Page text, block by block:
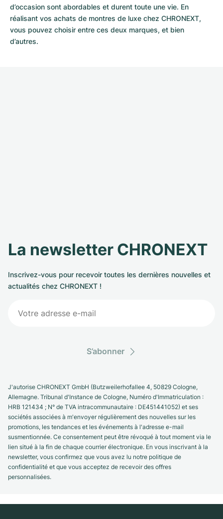
d’occasion sont abordables et durent toute une vie. En
réalisant vos achats de montres de luxe chez CHRONEXT,
vous pouvez choisir entre ces deux marques, et bien
d’autres.
La newsletter CHRONEXT
Inscrivez-vous pour recevoir toutes les dernières nouvelles et
actualités chez CHRONEXT !
S’abonner
J'autorise CHRONEXT GmbH (Butzweilerhofallee 4, 50829 Cologne,
Allemagne. Tribunal d'Instance de Cologne, Numéro d'Immatriculation :
HRB 121434 ; N° de TVA intracommunautaire : DE451441052) et ses
sociétés associées à m'envoyer régulièrement des nouvelles sur les
promotions, les tendances et les événements à l'adresse e-mail
susmentionnée. Ce consentement peut être révoqué à tout moment via le
lien situé à la fin de chaque courrier électronique. En vous inscrivant à la
newsletter, vous confirmez que vous avez lu notre politique de
confidentialité et que vous acceptez de recevoir des offres
personnalisées.